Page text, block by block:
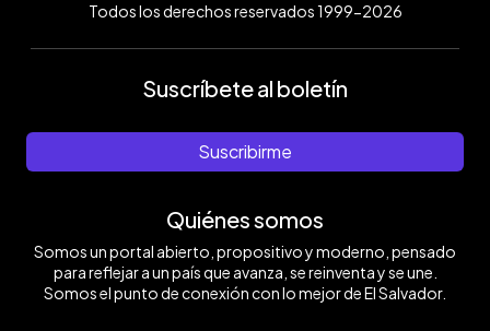
Todos los derechos reservados 1999-2026
Suscríbete al boletín
Suscribirme
Quiénes somos
Somos un portal abierto, propositivo y moderno, pensado
para reflejar a un país que avanza, se reinventa y se une.
Somos el punto de conexión con lo mejor de El Salvador.